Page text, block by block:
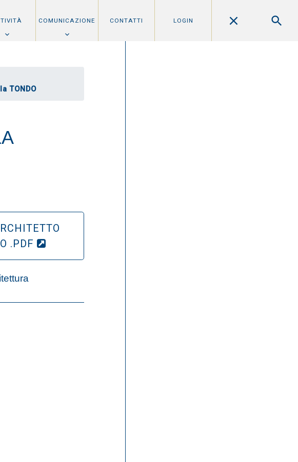
COMUNICAZIONE CONTATTI LOGIN
TONDO
.PDF